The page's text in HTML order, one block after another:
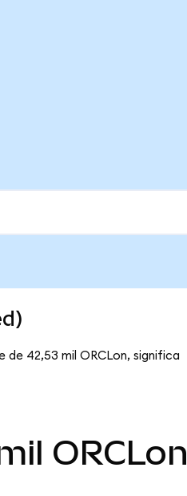
de 42,53 mil ORCLon, significa
ORCLon